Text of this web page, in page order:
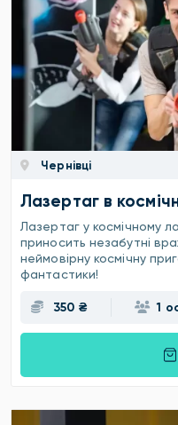
Чернівці
Лазертаг в
Лазертаг у космічному
приносить незабутні
неймовірну космічну
фантастики!
350 ₴ 1